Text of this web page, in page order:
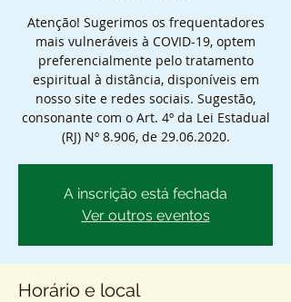
Atenção! Sugerimos os frequentadores
mais vulneráveis à COVID-19, optem
preferencialmente pelo tratamento
espiritual à distância, disponíveis em
nosso site e redes sociais. Sugestão,
consonante com o Art. 4º da Lei Estadual
(RJ) Nº 8.906, de 29.06.2020.
A inscrição está fechada
Ver outros eventos
Horário e local